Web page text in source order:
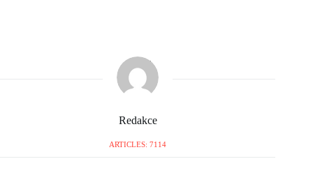
Redakce
ARTICLES: 7114